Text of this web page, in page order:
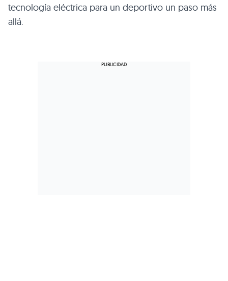
tecnología eléctrica para un deportivo un paso más
allá.